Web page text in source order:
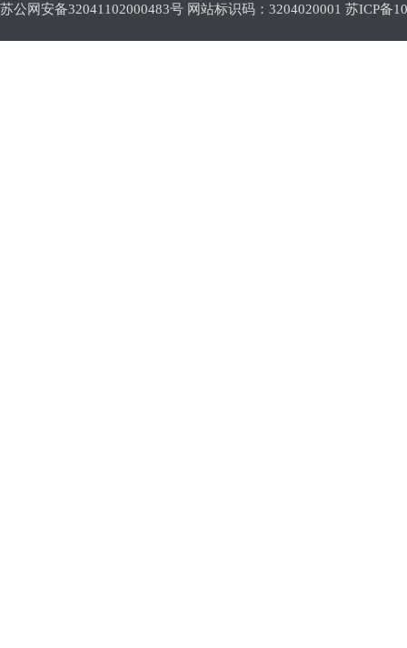
苏公网安备32041102000483号 网站标识码：3204020001 苏ICP备